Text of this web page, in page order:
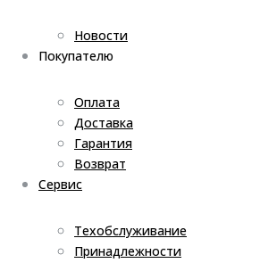
Новости
Покупателю
Оплата
Доставка
Гарантия
Возврат
Сервис
Техобслуживание
Принадлежности